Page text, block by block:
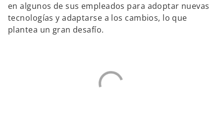
en algunos de sus empleados para adoptar nuevas
tecnologías y adaptarse a los cambios, lo que
plantea un gran desafío.